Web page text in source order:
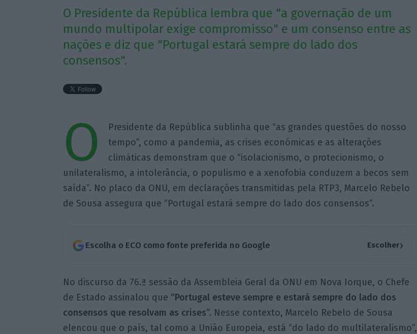
O Presidente da República lembra que "a governação de um
mundo multipolar exige compromisso" e um consenso entre as
nações e diz que "Portugal estará sempre do lado dos
consensos".
O
Presidente da República sublinha que “as grandes questões do nosso
tempo”, como a pandemia, as crises económicas e as alterações
climáticas demonstram que o “isolacionismo, o protecionismo, o
unilateralismo, a intolerância, o populismo e a xenofobia conduzem a becos sem
saída”. No placo da ONU, em declarações transmitidas pela RTP3, Marcelo Rebelo
de Sousa assegura que “Portugal estará sempre do lado dos consensos”.
Escolha o ECO como fonte preferida no Google Escolher›
No discurso da 76.ª sessão da Assembleia Geral da ONU em Nova Iorque, o Chefe
de Estado assinalou que “Portugal esteve sempre e estará sempre do lado dos
consensos que resolvam as crises”. Nesse contexto, Marcelo Rebelo de Sousa
elencou que o país, tal como a União Europeia, está “do lado do multilateralismo”,